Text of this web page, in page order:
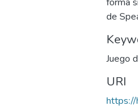
de
Juego
URI